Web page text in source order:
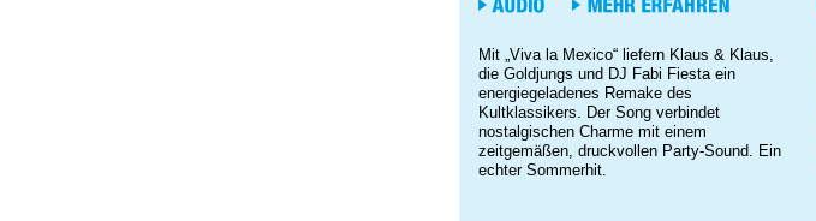
Mit „Viva la Mexico“ liefern Klaus & Klaus,
die Goldjungs und DJ Fabi Fiesta ein
energiegeladenes Remake des
Kultklassikers. Der Song verbindet
nostalgischen Charme mit einem
zeitgemäßen, druckvollen Party-Sound. Ein
echter Sommerhit.